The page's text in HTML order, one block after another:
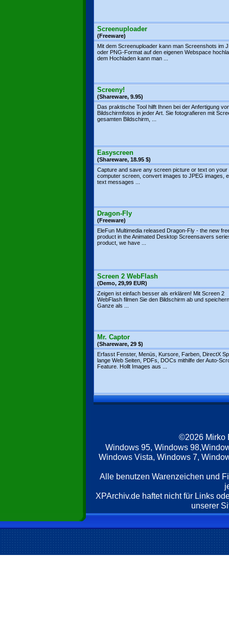
Screenuploader
(Freeware)
Mit dem Screenuploader kann man Screenshots im
oder PNG-Format auf den eigenen Webspace
dem Hochladen kann man ...
Screeny!
(Shareware, 9.95)
Das praktische Tool hilft Ihnen bei der Anfertigung
Bildschirmfotos in jeder Art. Sie fotografieren mit
gesamten Bildschirm, ...
Easyscreen
(Shareware, 18.95 $)
Capture and save any screen picture or text on your
computer screen, convert images to JPEG images,
text messages ...
Dragon-Fly
(Freeware)
EleFun Multimedia released Dragon-Fly - the new
product in the Animated Desktop Screensavers
product, we have ...
Screen 2 WebFlash
(Demo, 29,99 EUR)
Zeigen ist einfach besser als erklären! Mit Screen 2
WebFlash filmen Sie den Bildschirm ab und
Ganze als ...
Mr. Captor
(Shareware, 29 $)
Erfasst Fenster, Menüs, Kursore, Farben, DirectX
lange Web Seiten, PDFs, DOCs mithilfe der Auto-
Feature. Hollt Images aus ...
©2026 Mirko
Windows 95, Windows
Windows Vista, Windows 7,
Alle benutzen Warenzeichen und
XPArchiv.de haftet nicht für Links
unserer